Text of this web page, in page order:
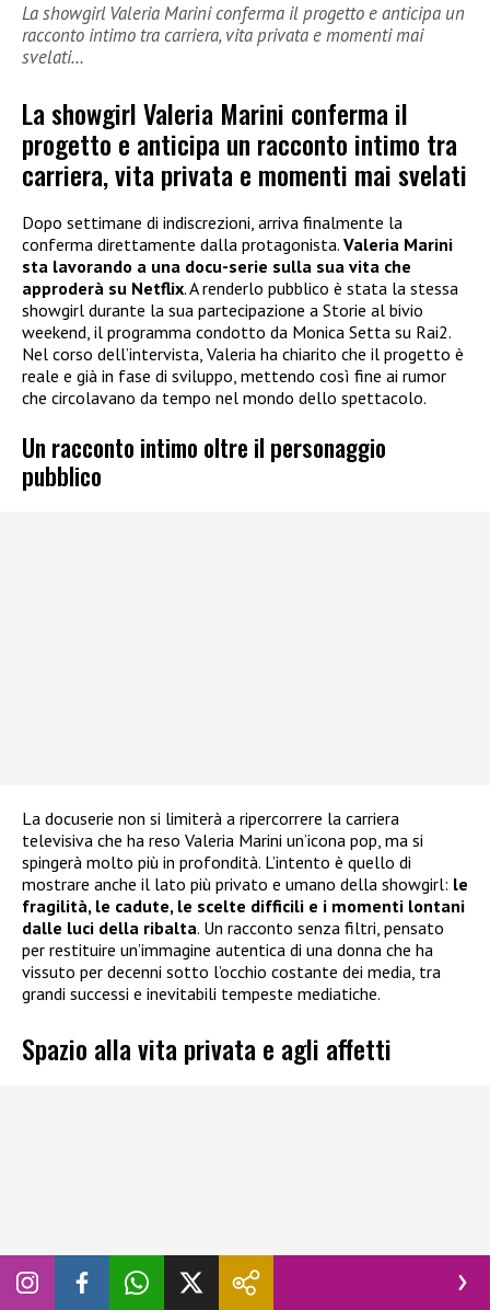
La showgirl Valeria Marini conferma il progetto e anticipa un
racconto intimo tra carriera, vita privata e momenti mai
svelati…
La showgirl Valeria Marini conferma il
progetto e anticipa un racconto intimo tra
carriera, vita privata e momenti mai svelati
Dopo settimane di indiscrezioni, arriva finalmente la
conferma direttamente dalla protagonista. Valeria Marini
sta lavorando a una docu-serie sulla sua vita che
approderà su Netflix. A renderlo pubblico è stata la stessa
showgirl durante la sua partecipazione a Storie al bivio
weekend, il programma condotto da Monica Setta su Rai2.
Nel corso dell’intervista, Valeria ha chiarito che il progetto è
reale e già in fase di sviluppo, mettendo così fine ai rumor
che circolavano da tempo nel mondo dello spettacolo.
Un racconto intimo oltre il personaggio
pubblico
La docuserie non si limiterà a ripercorrere la carriera
televisiva che ha reso Valeria Marini un’icona pop, ma si
spingerà molto più in profondità. L’intento è quello di
mostrare anche il lato più privato e umano della showgirl: le
fragilità, le cadute, le scelte difficili e i momenti lontani
dalle luci della ribalta. Un racconto senza filtri, pensato
per restituire un’immagine autentica di una donna che ha
vissuto per decenni sotto l’occhio costante dei media, tra
grandi successi e inevitabili tempeste mediatiche.
Spazio alla vita privata e agli affetti